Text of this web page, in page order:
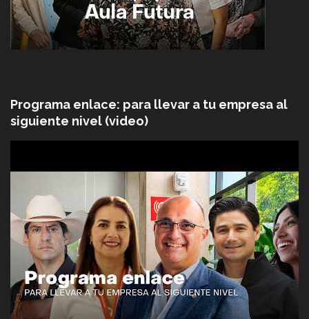
Programa enlace: para llevar a tu empresa al
siguiente nivel (video)